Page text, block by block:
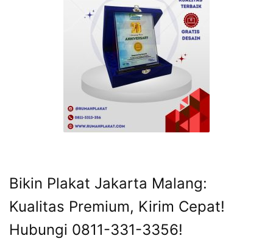
Bikin Plakat Jakarta Malang:
Kualitas Premium, Kirim Cepat!
Hubungi 0811-331-3356!